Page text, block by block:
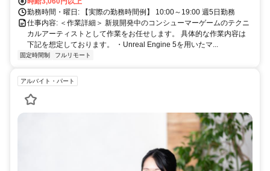
勤務時間・曜日: 【実際の勤務時間例】 10:00～19:00 週5日勤務
仕事内容: ＜作業詳細＞ 新規開発中のコンシューマーゲームのテクニ
カルアーティストとして作業をお任せします。 具体的な作業内容は
下記を想定しております。 ・Unreal Engine 5を用いたマ...
固定時間制 フルリモート
アルバイト・パート